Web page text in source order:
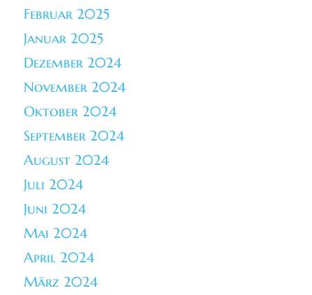
Februar 2025
Januar 2025
Dezember 2024
November 2024
Oktober 2024
September 2024
August 2024
Juli 2024
Juni 2024
Mai 2024
April 2024
März 2024